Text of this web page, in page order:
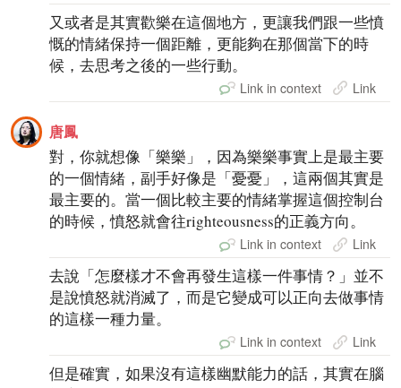
又或者是其實歡樂在這個地方，更讓我們跟一些憤
慨的情緒保持一個距離，更能夠在那個當下的時
候，去思考之後的一些行動。
Link in context Link
唐鳳
對，你就想像「樂樂」，因為樂樂事實上是最主要
的一個情緒，副手好像是「憂憂」，這兩個其實是
最主要的。當一個比較主要的情緒掌握這個控制台
的時候，憤怒就會往righteousness的正義方向。
Link in context Link
去說「怎麼樣才不會再發生這樣一件事情？」並不
是說憤怒就消滅了，而是它變成可以正向去做事情
的這樣一種力量。
Link in context Link
但是確實，如果沒有這樣幽默能力的話，其實在腦